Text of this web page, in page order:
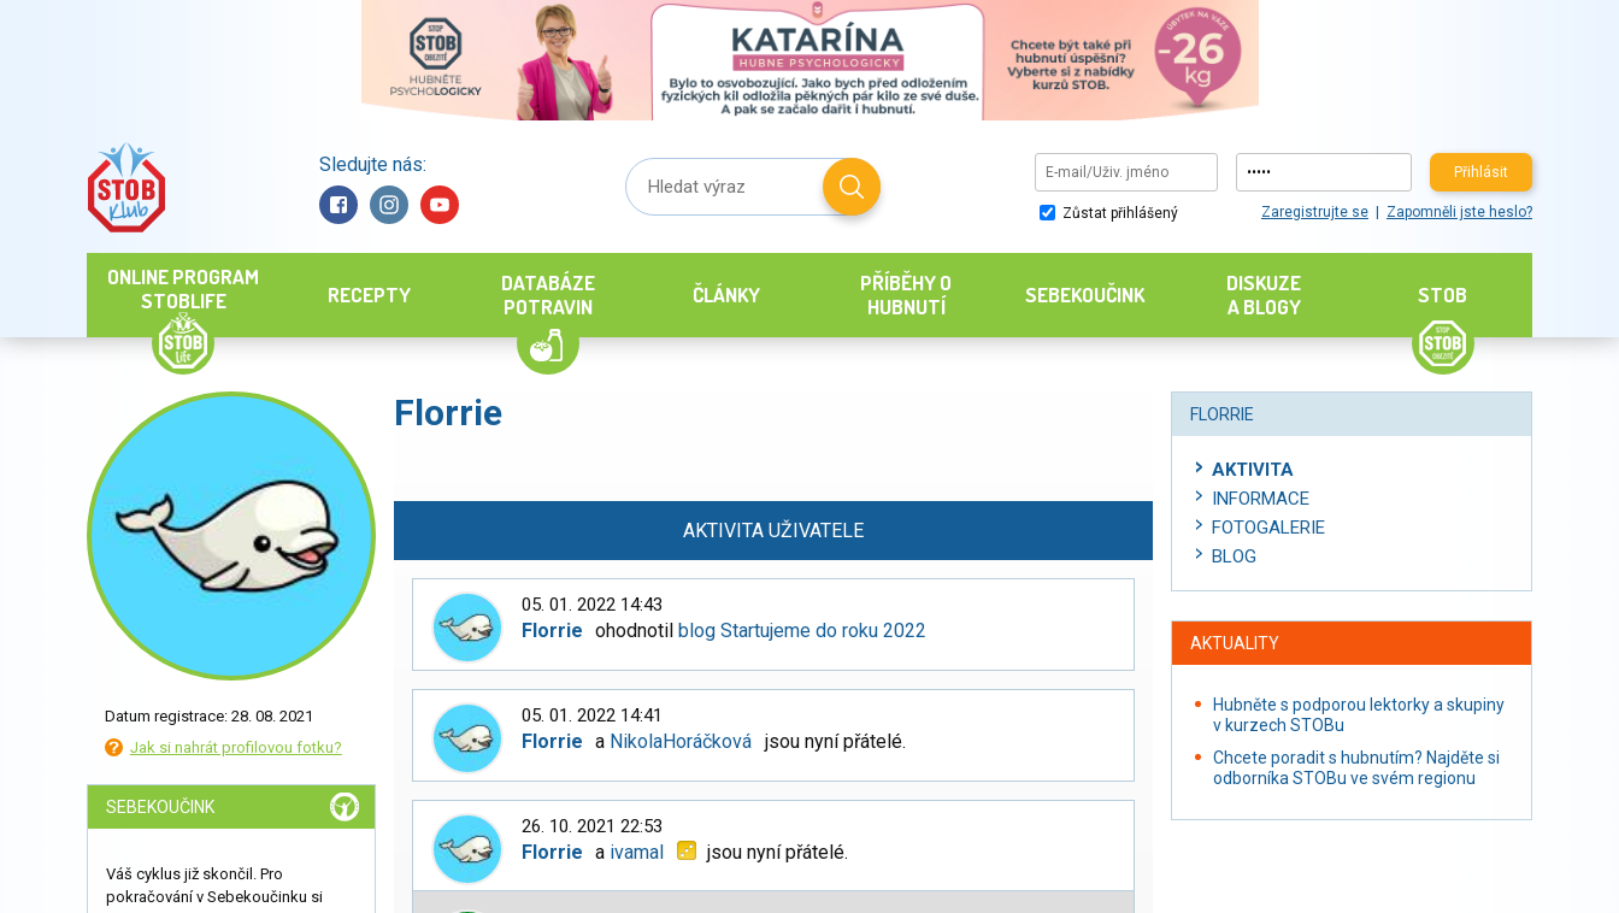
Sledujte nás: Přihlásit
Zůstat přihlášený Zaregistrujte se Zapomněli jste heslo?
ONLINE PROGRAM
STOBLIFE
RECEPTY
DATABÁZE
POTRAVIN
ČLÁNKY
PŘÍBĚHY O
HUBNUTÍ
SEBEKOUČINK
DISKUZE
A BLOGY
STOB
Datum registrace: 28. 08. 2021
Jak si nahrát profilovou fotku?
SEBEKOUČINK
Váš cyklus již skončil. Pro
pokračování v Sebekoučinku si
Florrie
AKTIVITA UŽIVATELE
05. 01. 2022 14:43
Florrie ohodnotilblog Startujeme do roku 2022
05. 01. 2022 14:41
Florrie a NikolaHoráčková jsou nyní přátelé.
26. 10. 2021 22:53
Florrie a ivamal jsou nyní přátelé.
FLORRIE
AKTIVITA
INFORMACE
FOTOGALERIE
BLOG
AKTUALITY
Hubněte s podporou lektorky a skupiny
v kurzech STOBu
Chcete poradit s hubnutím? Najděte si
odborníka STOBu ve svém regionu